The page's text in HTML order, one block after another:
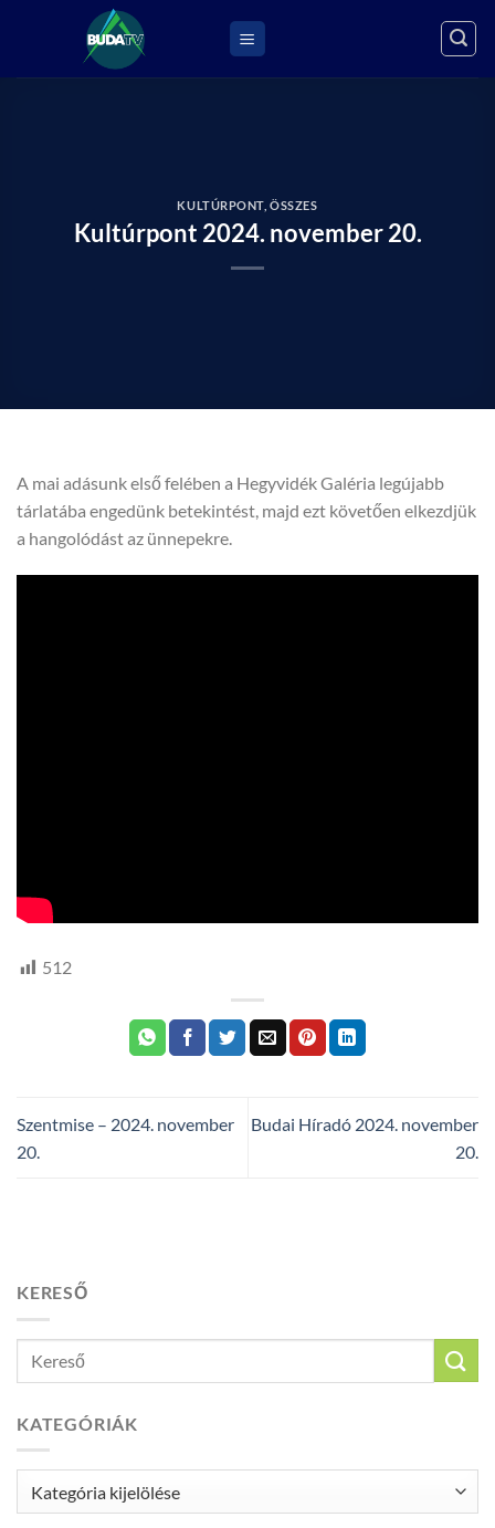
KULTÚRPONT ,ÖSSZES
Kultúrpont 2024. november 20.
A mai adásunk első felében a Hegyvidék Galéria legújabb
tárlatába engedünk betekintést, majd ezt követően elkezdjük
a hangolódást az ünnepekre.
512
Szentmise – 2024. november
20.
Budai Híradó 2024. november
20.
KERESŐ
KATEGÓRIÁK